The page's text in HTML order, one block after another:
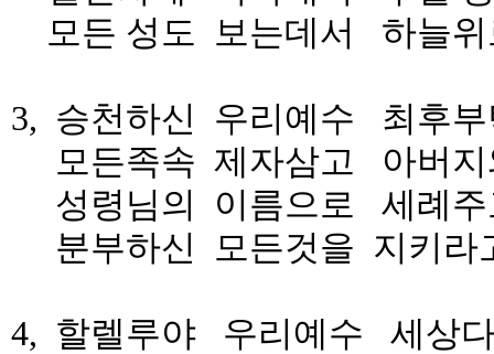
모든 성도 보는데서 하늘위
3, 승천하신 우리예수 최후부
모든족속 제자삼고 아버지
성령님의 이름으로 세례주
분부하신 모든것을 지키라
4, 할렐루야 우리예수 세상